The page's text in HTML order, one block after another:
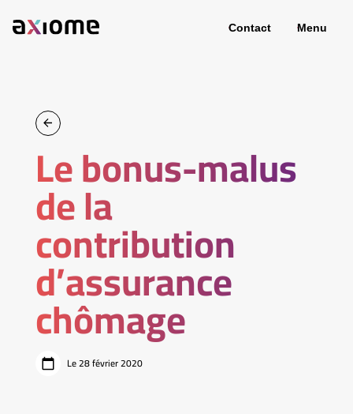
Contact Menu
Le bonus-malus
de la
contribution
d’assurance
chômage
Le 28 février 2020